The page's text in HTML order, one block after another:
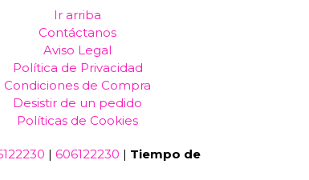
Ir arriba
Contáctanos
Aviso Legal
Política de Privacidad
Condiciones de Compra
Desistir de un pedido
Políticas de Cookies
|606122230 | Tiempo de